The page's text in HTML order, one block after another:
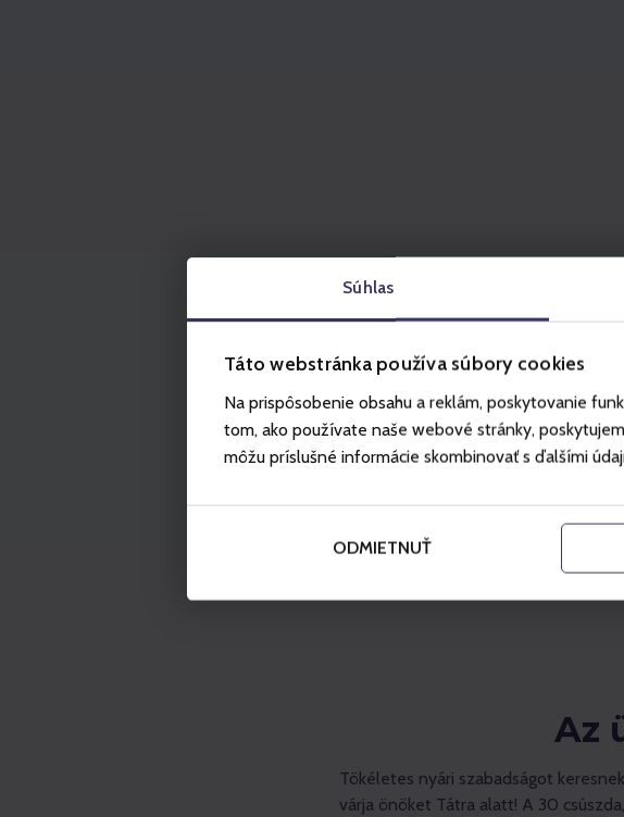
Súhlas
Táto webstránka používa súbory cookies
Na prispôsobenie obsahu a reklám, poskytovanie
tom, ako používate naše webové stránky,
môžu príslušné informácie skombinovať s ďalšími
ODMIETNUŤ
Az
Tökéletes nyári szabadságot
várja önöket Tátra alatt! A 30